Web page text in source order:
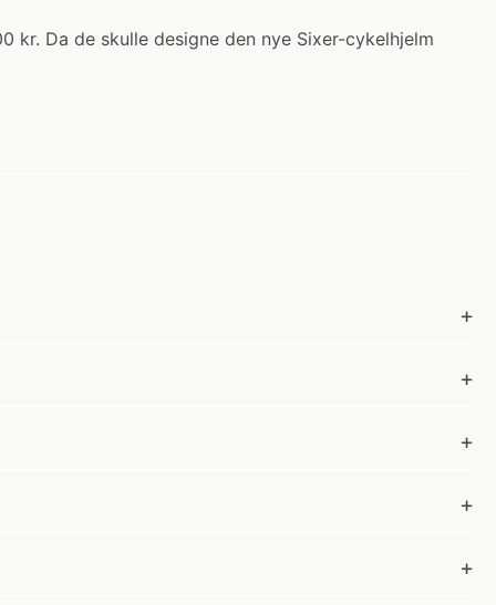
kr. Da de skulle designe den nye Sixer-cykelhjelm